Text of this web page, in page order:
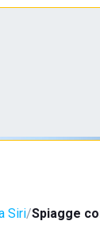
Siri Spiagge